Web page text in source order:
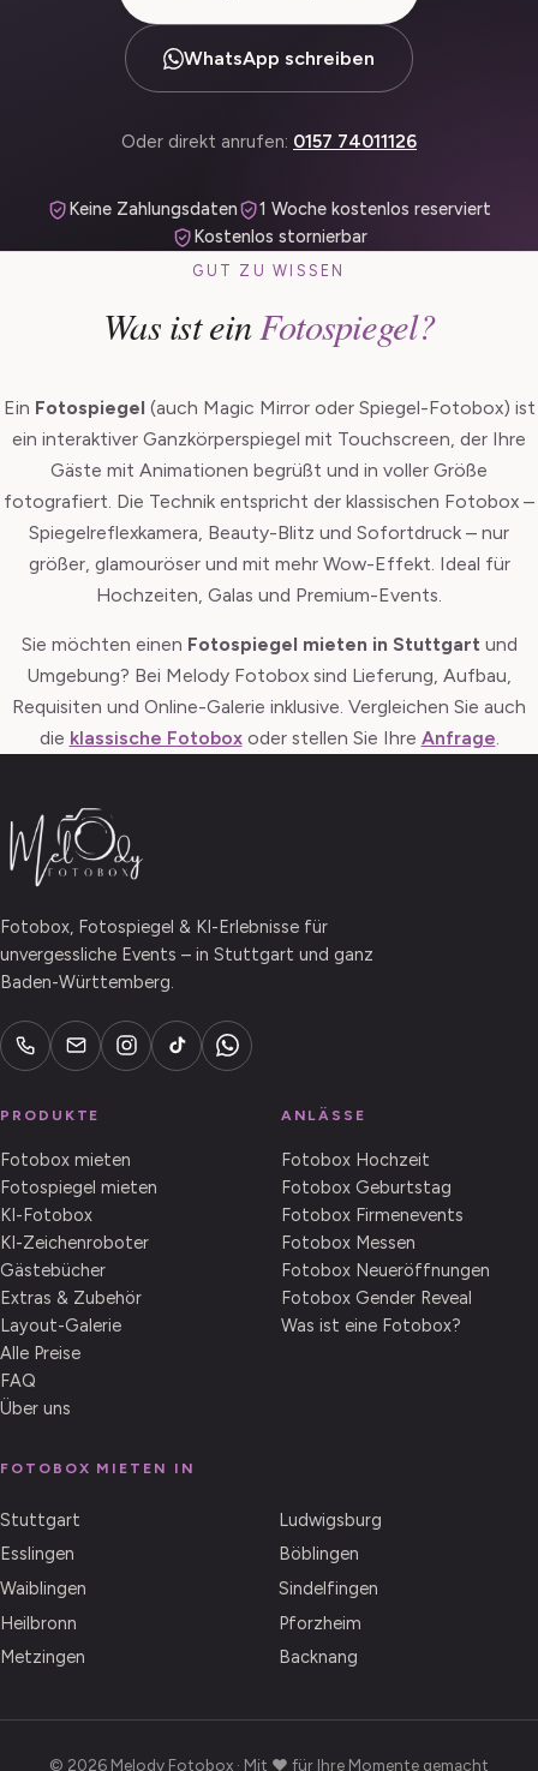
WhatsApp schreiben
Oder direkt anrufen: 0157 74011126
Keine Zahlungsdaten
1 Woche kostenlos reserviert
Kostenlos stornierbar
GUT ZU WISSEN
Was ist einFotospiegel?
Ein Fotospiegel (auch Magic Mirror oder Spiegel-Fotobox) ist
ein interaktiver Ganzkörperspiegel mit Touchscreen, der Ihre
Gäste mit Animationen begrüßt und in voller Größe
fotografiert. Die Technik entspricht der klassischen Fotobox –
Spiegelreflexkamera, Beauty-Blitz und Sofortdruck – nur
größer, glamouröser und mit mehr Wow-Effekt. Ideal für
Hochzeiten, Galas und Premium-Events.
Sie möchten einen Fotospiegel mieten in Stuttgart und
Umgebung? Bei Melody Fotobox sind Lieferung, Aufbau,
Requisiten und Online-Galerie inklusive. Vergleichen Sie auch
die klassische Fotoboxoder stellen Sie Ihre Anfrage.
Fotobox, Fotospiegel & KI-Erlebnisse für
unvergessliche Events – in Stuttgart und ganz
Baden-Württemberg.
PRODUKTE
Fotobox mieten
Fotospiegel mieten
KI-Fotobox
KI-Zeichenroboter
Gästebücher
Extras & Zubehör
Layout-Galerie
Alle Preise
FAQ
Über uns
ANLÄSSE
Fotobox Hochzeit
Fotobox Geburtstag
Fotobox Firmenevents
Fotobox Messen
Fotobox Neueröffnungen
Fotobox Gender Reveal
Was ist eine Fotobox?
FOTOBOX MIETEN IN
Stuttgart
Ludwigsburg
Esslingen
Böblingen
Waiblingen
Sindelfingen
Heilbronn
Pforzheim
Metzingen
Backnang
© 2026 Melody Fotobox · Mit ♥ für Ihre Momente gemacht